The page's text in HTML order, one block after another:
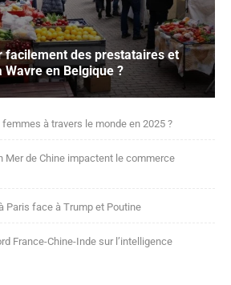
facilement des prestataires et
en Belgique ?
à travers le monde en 2025 ?
Mer de Chine impactent le commerce
Paris face à Trump et Poutine
France-Chine-Inde sur l’intelligence